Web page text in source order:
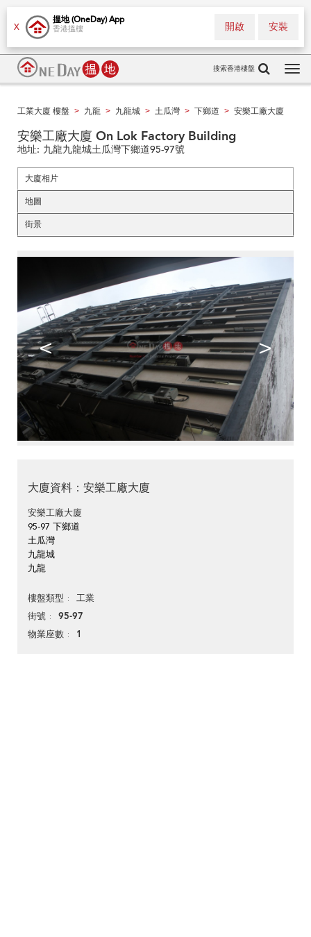
X
搵地 (OneDay) App
香港搵樓 安裝
開啟
搜索香港樓盤
工業大廈 樓盤 > 九龍 > 九龍城 > 土瓜灣 > 下鄉道 > 安樂工廠大廈
安樂工廠大廈 On Lok Factory Building
地址: 九龍九龍城土瓜灣下鄉道95-97號
大廈相片
地圖
街景
< >
大廈資料：安樂工廠大廈
安樂工廠大廈
95-97 下鄉道
土瓜灣
九龍城
九龍
樓盤類型 工業
街號 95-97
物業座數 1